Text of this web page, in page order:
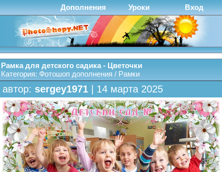
Дополнения Уроки Вход
Рамка для детского садика - Цветочки
Категория: Фотошоп дополнения / Рамки
автор: sergey1971 | 14 марта 2025